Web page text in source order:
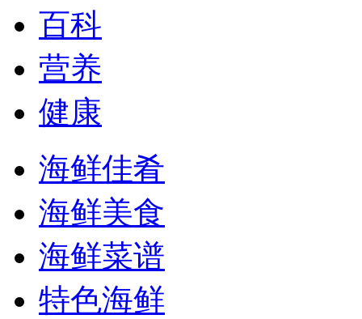
百科
营养
健康
海鲜佳肴
海鲜美食
海鲜菜谱
特色海鲜